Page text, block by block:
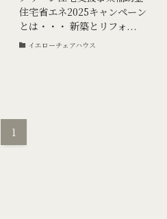
住宅省エネ2025キャンペーン
とは・・・ 新築とリフォ...
イエローチェアハウス
1